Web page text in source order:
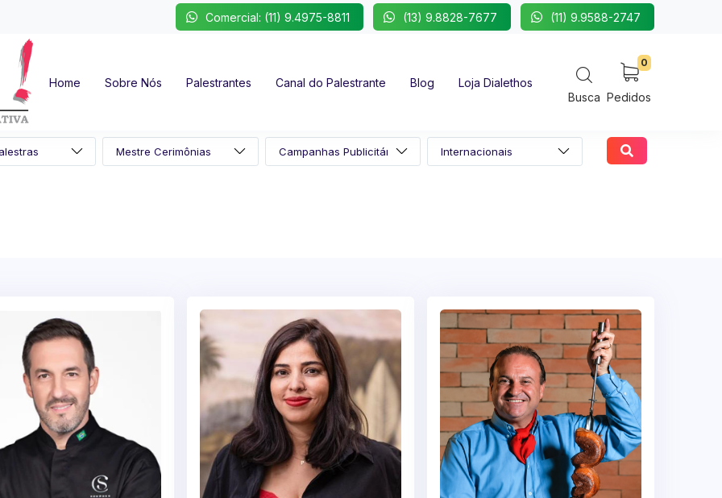
Comercial: (11) 9.4975-8811 (13) 9.8828-7677 (11) 9.9588-2747
Home Sobre Nós Palestrantes Canal do Palestrante Blog
Loja Dialethos
Busca
0
Pedidos